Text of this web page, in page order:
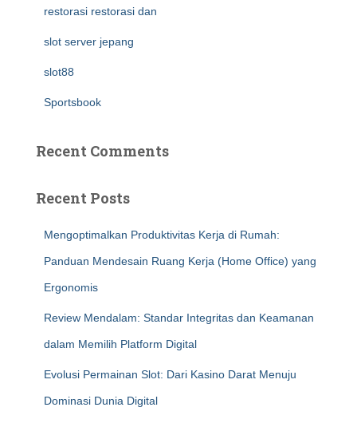
restorasi restorasi dan
slot server jepang
slot88
Sportsbook
Recent Comments
Recent Posts
Mengoptimalkan Produktivitas Kerja di Rumah:
Panduan Mendesain Ruang Kerja (Home Office) yang
Ergonomis
Review Mendalam: Standar Integritas dan Keamanan
dalam Memilih Platform Digital
Evolusi Permainan Slot: Dari Kasino Darat Menuju
Dominasi Dunia Digital